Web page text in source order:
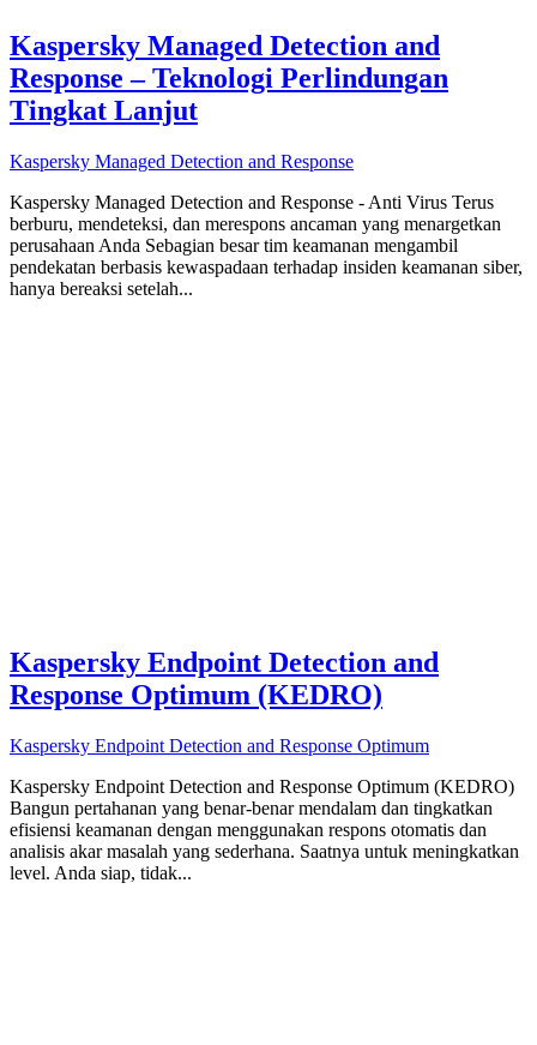
Kaspersky Managed Detection and
Response – Teknologi Perlindungan
Tingkat Lanjut
Kaspersky Managed Detection and Response
Kaspersky Managed Detection and Response - Anti Virus Terus
berburu, mendeteksi, dan merespons ancaman yang menargetkan
perusahaan Anda Sebagian besar tim keamanan mengambil
pendekatan berbasis kewaspadaan terhadap insiden keamanan siber,
hanya bereaksi setelah...
Kaspersky Endpoint Detection and
Response Optimum (KEDRO)
Kaspersky Endpoint Detection and Response Optimum
Kaspersky Endpoint Detection and Response Optimum (KEDRO)
Bangun pertahanan yang benar-benar mendalam dan tingkatkan
efisiensi keamanan dengan menggunakan respons otomatis dan
analisis akar masalah yang sederhana. Saatnya untuk meningkatkan
level. Anda siap, tidak...